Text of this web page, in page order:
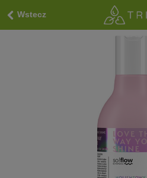
Wstecz